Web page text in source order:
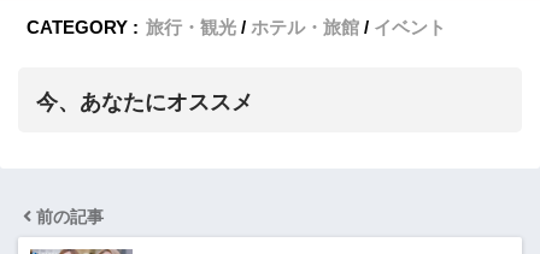
CATEGORY : 旅行・観光 ホテル・旅館 イベント
今、あなたにオススメ
前の記事